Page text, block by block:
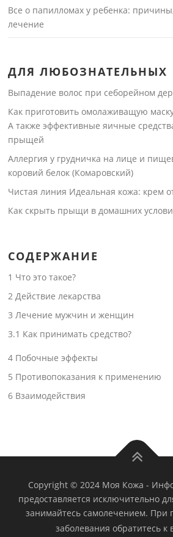
Все о папилломах у ребенка:
лечение
ДЛЯ ЛЮБОЗНАТЕЛЬНЫХ
Выпадение волос при себорейном
Как приготовить омолаживащую
А также эффективные яичные
прыщей
Аллергия у грудничка на лице и
коровий белок (Комаровский)
Чистая линия Идеальная кожа: крем
Как скрыть прыщи в домашних
СОДЕРЖАНИЕ
1 Что это такое?
2 Действие лекарства
3 Лечение мужчин и женщин
3.1 Как принимать средство?
4 Побочные эффекты
5 Противопоказания к применению
6 Взаимодействия
Copyright © 2024 Моя Кожа -
предоставляется исключительно
занимайтесь самолечением. При
заболевания обратитесь к